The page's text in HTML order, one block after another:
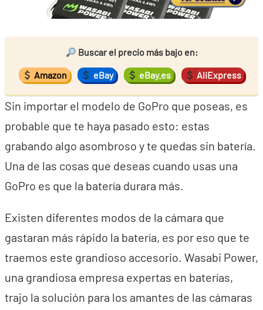
Buscar el precio más bajo en:
Amazon eBay eBay.es AliExpress
Sin importar el modelo de GoPro que poseas, es
probable que te haya pasado esto: estas
grabando algo asombroso y te quedas sin batería.
Una de las cosas que deseas cuando usas una
GoPro es que la batería durara más.
Existen diferentes modos de la cámara que
gastaran más rápido la batería, es por eso que te
traemos este grandioso accesorio. Wasabi Power,
una grandiosa empresa expertas en baterías,
trajo la solución para los amantes de las cámaras